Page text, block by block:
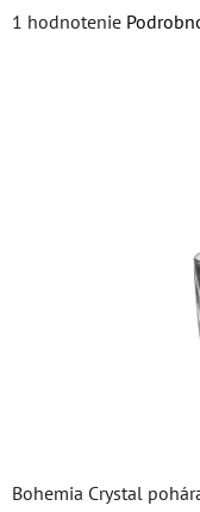
Bohemia Crystal
Priemerné
1 hodnotenie